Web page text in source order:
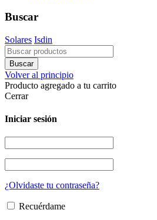
Buscar
Solares Isdin
Volver al principio
Producto agregado a tu carrito
Cerrar
Iniciar sesión
¿Olvidaste tu contraseña?
Recuérdame